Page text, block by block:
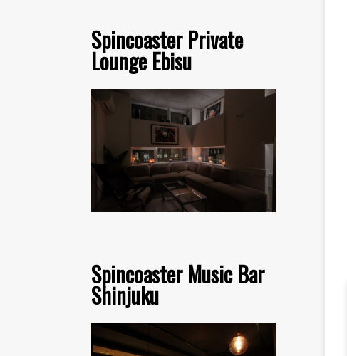
Spincoaster Private
Lounge Ebisu
Spincoaster Music Bar
Shinjuku